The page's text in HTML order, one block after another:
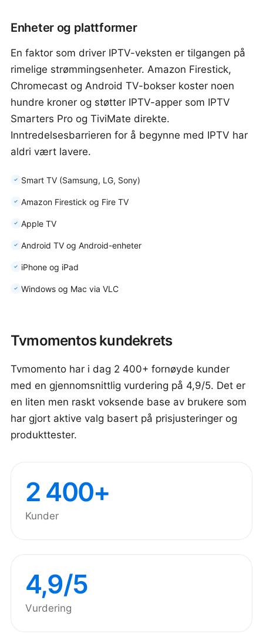
Enheter og plattformer
En faktor som driver IPTV-veksten er tilgangen på
rimelige strømmingsenheter. Amazon Firestick,
Chromecast og Android TV-bokser koster noen
hundre kroner og støtter IPTV-apper som IPTV
Smarters Pro og TiviMate direkte.
Inntredelsesbarrieren for å begynne med IPTV har
aldri vært lavere.
Smart TV (Samsung, LG, Sony)
Amazon Firestick og Fire TV
Apple TV
Android TV og Android-enheter
iPhone og iPad
Windows og Mac via VLC
Tvmomentos kundekrets
Tvmomento har i dag 2 400+ fornøyde kunder
med en gjennomsnittlig vurdering på 4,9/5. Det er
en liten men raskt voksende base av brukere som
har gjort aktive valg basert på prisjusteringer og
produkttester.
2 400+
Kunder
4,9/5
Vurdering